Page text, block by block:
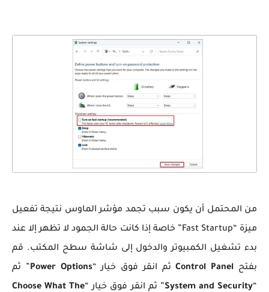
من المحتمل أن يكون سبب تجمد مؤشر الماوس نتيجة تفعيل
ميزة “Fast Startup” خاصة إذا كانت حالة الجمود لا تظهر إلا عند
بدء تشغيل الكمبيوتر والدخول إلى شاشة سطح المكتب. قم
بفتح Control Panelثم انقر فوق خيار “Power Options” ثم
“
System and Security” ثم انقر فوق خيار “Choose What The